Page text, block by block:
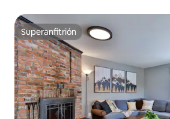
Superanfitrión
Superanfitrión